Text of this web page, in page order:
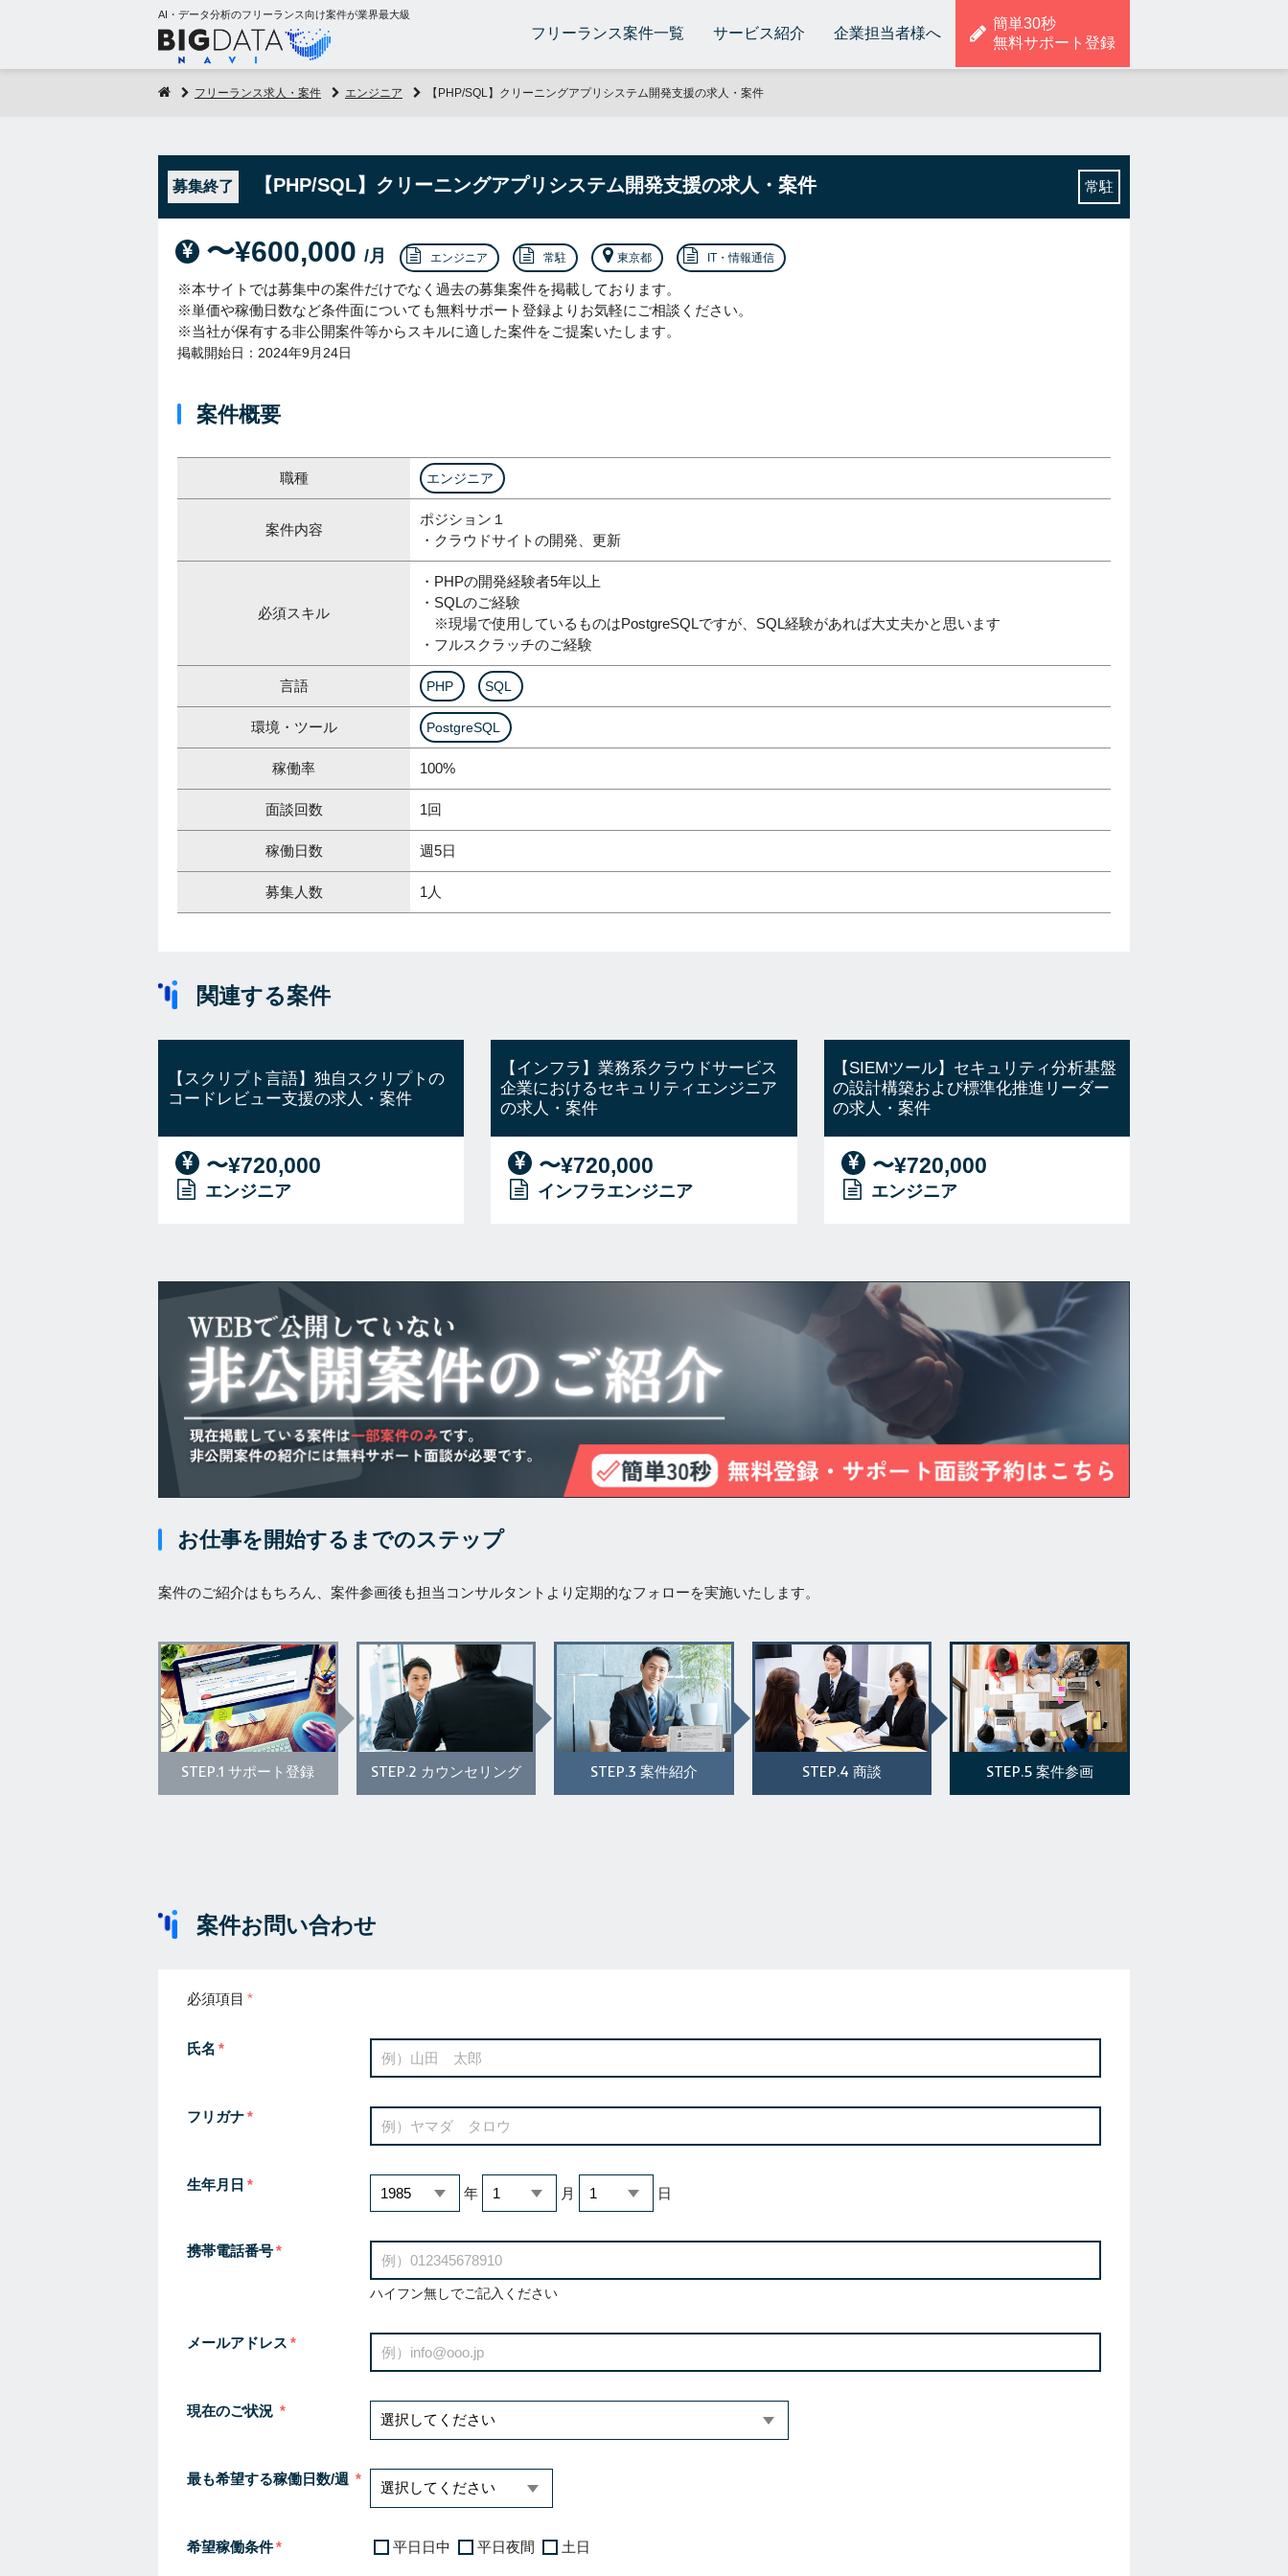
AI・データ分析のフリーランス向け案件が業界最大級
フリーランス案件一覧 サービス紹介 企業担当者様へ
簡単30秒
無料サポート登録
フリーランス求人・案件 エンジニア 【PHP/SQL】クリーニングアプリシステム開発支援の求人・案件
募集終了 【PHP/SQL】クリーニングアプリシステム開発支援の求人・案件 常駐
〜¥600,000 /月 エンジニア 常駐 東京都 IT・情報通信
※本サイトでは募集中の案件だけでなく過去の募集案件を掲載しております。
※単価や稼働日数など条件面についても無料サポート登録よりお気軽にご相談ください。
※当社が保有する非公開案件等からスキルに適した案件をご提案いたします。
掲載開始日：2024年9月24日
案件概要
職種 エンジニア
案件内容
ポジション１
・クラウドサイトの開発、更新
必須スキル
・PHPの開発経験者5年以上
・SQLのご経験
※現場で使用しているものはPostgreSQLですが、SQL経験があれば大丈夫かと思います
・フルスクラッチのご経験
言語 PHP SQL
環境・ツール PostgreSQL
稼働率 100%
面談回数 1回
稼働日数 週5日
募集人数 1人
関連する案件
【スクリプト言語】独自スクリプトの
コードレビュー支援の求人・案件
〜¥720,000
エンジニア
【インフラ】業務系クラウドサービス
企業におけるセキュリティエンジニア
の求人・案件
〜¥720,000
インフラエンジニア
【SIEMツール】セキュリティ分析基盤
の設計構築および標準化推進リーダー
の求人・案件
〜¥720,000
エンジニア
お仕事を開始するまでのステップ
案件のご紹介はもちろん、案件参画後も担当コンサルタントより定期的なフォローを実施いたします。
STEP.1 サポート登録 STEP.2 カウンセリング STEP.3 案件紹介 STEP.4 商談 STEP.5 案件参画
案件お問い合わせ
必須項目
氏名
フリガナ
生年月日
年 月 日
携帯電話番号
ハイフン無しでご記入ください
メールアドレス
現在のご状況
最も希望する稼働日数/週
希望稼働条件 平日日中 平日夜間 土日